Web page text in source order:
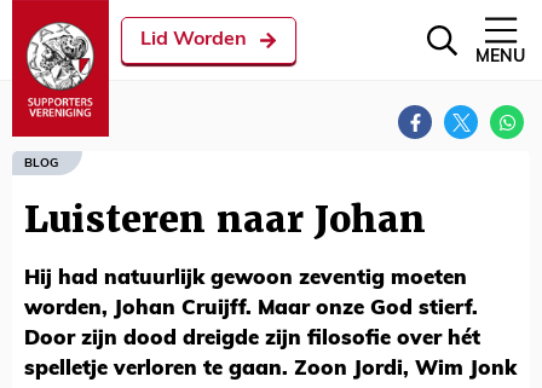
Lid Worden
MENU
BLOG
Luisteren naar Johan
Hij had natuurlijk gewoon zeventig moeten
worden, Johan Cruijff. Maar onze God stierf.
Door zijn dood dreigde zijn filosofie over hét
spelletje verloren te gaan. Zoon Jordi, Wim Jonk